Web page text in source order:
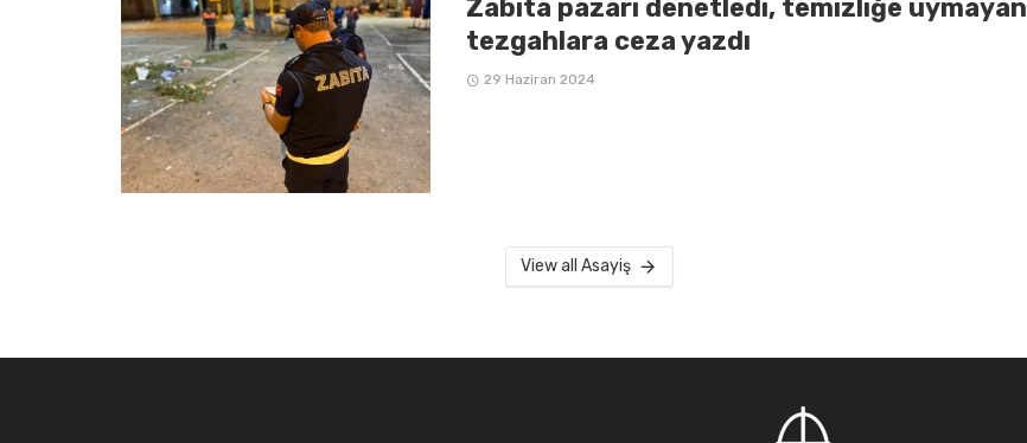
Zabıta pazarı denetledi, temizliğe uymayan
tezgahlara ceza yazdı
29 Haziran 2024
View all Asayiş